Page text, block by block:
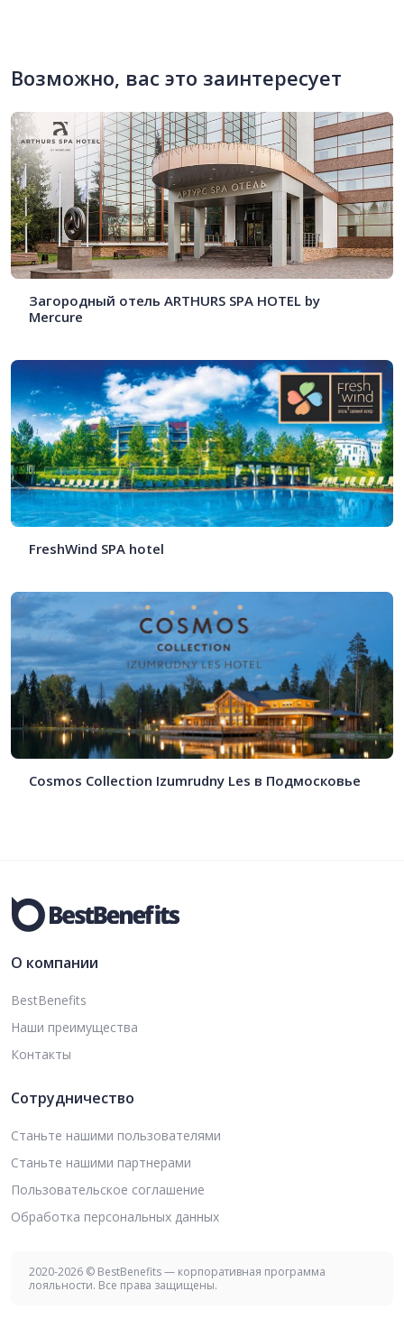
Возможно, вас это заинтересует
Загородный отель ARTHURS SPA HOTEL by
Mercure
FreshWind SPA hotel
Cosmos Collection Izumrudny Les в Подмосковье
О компании
BestBenefits
Наши преимущества
Контакты
Сотрудничество
Станьте нашими пользователями
Станьте нашими партнерами
Пользовательское соглашение
Обработка персональных данных
2020-2026 © BestBenefits — корпоративная программа
лояльности. Все права защищены.